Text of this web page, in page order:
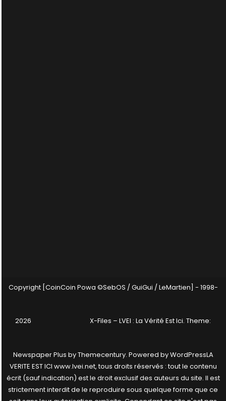
Copyright [CoinCoin Powa ©SebOS / GuiGui / LeMartien] - 1998-
2026 X-Files – LVEI : La Vérité Est Ici. Theme:
Newspaper Plus byThemecentury. Powered byWordPressLA
VERITE EST ICI www.lvei.net, tous droits réservés : tout le contenu
écrit (sauf indication) est le droit exclusif des auteurs du site. Il est
strictement interdit de le reproduire sous quelque forme que ce